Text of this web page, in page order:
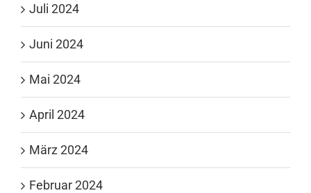
Juli 2024
Juni 2024
Mai 2024
April 2024
März 2024
Februar 2024